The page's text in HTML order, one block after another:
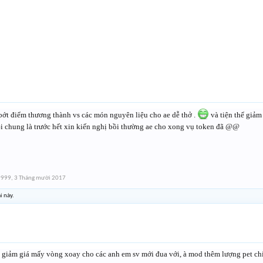
điểm thương thành vs các món nguyên liệu cho ae dễ thở .
và tiện thể
chung là trước hết xin kiến nghị bồi thường ae cho xong vụ token đã @@
, 3 Tháng mười 2017
này.
giá mấy vòng xoay cho các anh em sv mới đua với, à mod thêm lượng pet